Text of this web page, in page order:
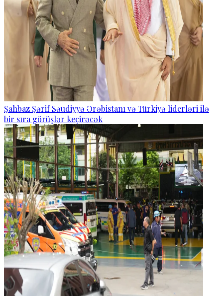
Şahbaz Şərif Səudiyyə Ərəbistanı və Türkiyə liderləri ilə
bir sıra görüşlər keçirəcək